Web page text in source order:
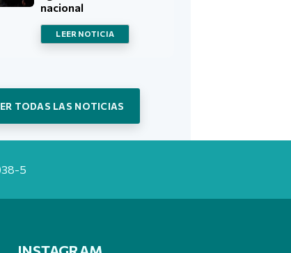
nacional
LEER NOTICIA
TODAS LAS NOTICIAS
5